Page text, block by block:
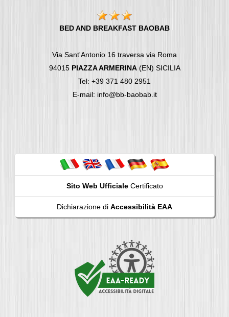
BED AND BREAKFAST BAOBAB
Via Sant'Antonio 16 traversa via Roma
94015 PIAZZA ARMERINA(EN) SICILIA
Tel: +39 371 480 2951
E-mail: info@bb-baobab.it
Sito Web UfficialeCertificato
Dichiarazione di Accessibilità EAA